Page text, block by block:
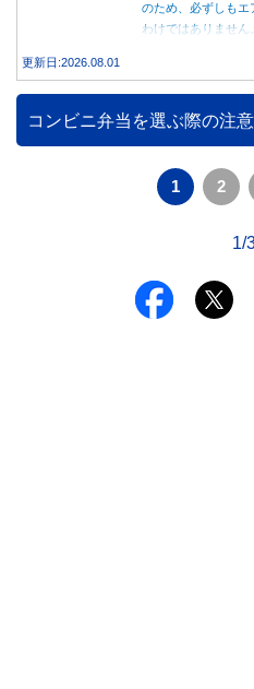
のため、必ずしもエ
わけではありませ
データをもとに、
ントを分かりやすく
更新日:2026.08.01
コンビニ弁当を選ぶ際の注
1 2
1/